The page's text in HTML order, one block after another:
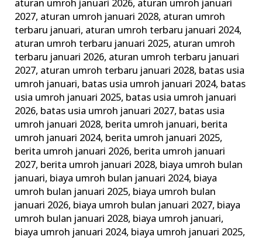
aturan umroh januari 2026, aturan umroh januari
2027, aturan umroh januari 2028, aturan umroh
terbaru januari, aturan umroh terbaru januari 2024,
aturan umroh terbaru januari 2025, aturan umroh
terbaru januari 2026, aturan umroh terbaru januari
2027, aturan umroh terbaru januari 2028, batas usia
umroh januari, batas usia umroh januari 2024, batas
usia umroh januari 2025, batas usia umroh januari
2026, batas usia umroh januari 2027, batas usia
umroh januari 2028, berita umroh januari, berita
umroh januari 2024, berita umroh januari 2025,
berita umroh januari 2026, berita umroh januari
2027, berita umroh januari 2028, biaya umroh bulan
januari, biaya umroh bulan januari 2024, biaya
umroh bulan januari 2025, biaya umroh bulan
januari 2026, biaya umroh bulan januari 2027, biaya
umroh bulan januari 2028, biaya umroh januari,
biaya umroh januari 2024, biaya umroh januari 2025,